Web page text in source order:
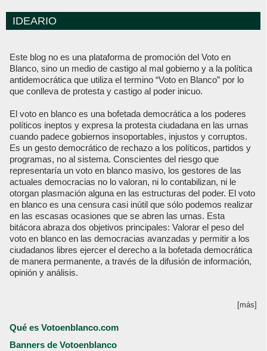
IDEARIO
Este blog no es una plataforma de promoción del Voto en
Blanco, sino un medio de castigo al mal gobierno y a la política
antidemocrática que utiliza el termino “Voto en Blanco” por lo
que conlleva de protesta y castigo al poder inicuo.
El voto en blanco es una bofetada democrática a los poderes
políticos ineptos y expresa la protesta ciudadana en las urnas
cuando padece gobiernos insoportables, injustos y corruptos.
Es un gesto democrático de rechazo a los políticos, partidos y
programas, no al sistema. Conscientes del riesgo que
representaría un voto en blanco masivo, los gestores de las
actuales democracias no lo valoran, ni lo contabilizan, ni le
otorgan plasmación alguna en las estructuras del poder. El voto
en blanco es una censura casi inútil que sólo podemos realizar
en las escasas ocasiones que se abren las urnas. Esta
bitácora abraza dos objetivos principales: Valorar el peso del
voto en blanco en las democracias avanzadas y permitir a los
ciudadanos libres ejercer el derecho a la bofetada democrática
de manera permanente, a través de la difusión de información,
opinión y análisis.
[más]
Qué es Votoenblanco.com
Banners de Votoenblanco